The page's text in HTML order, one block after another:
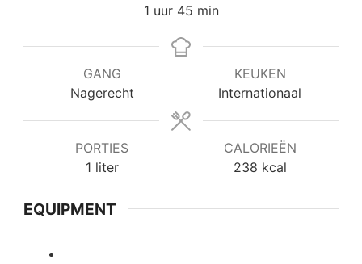
1uur
uur 45minuten
min
GANG
Nagerecht
KEUKEN
Internationaal
PORTIES
1 liter
CALORIEËN
238 kcal
EQUIPMENT